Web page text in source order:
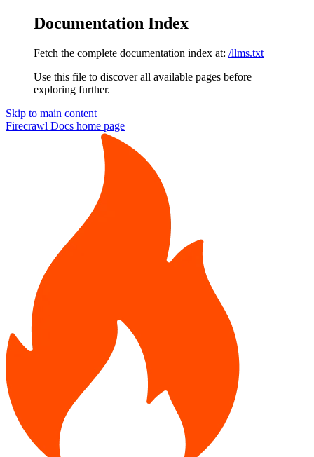
Documentation Index
Fetch the complete documentation index at: /llms.txt
Use this file to discover all available pages before
exploring further.
Skip to main content
Firecrawl Docs home page